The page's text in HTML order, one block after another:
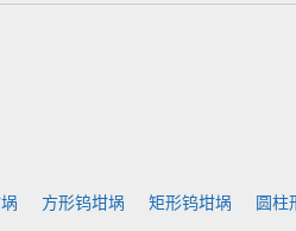
方形钨坩埚 矩形钨坩埚 圆柱